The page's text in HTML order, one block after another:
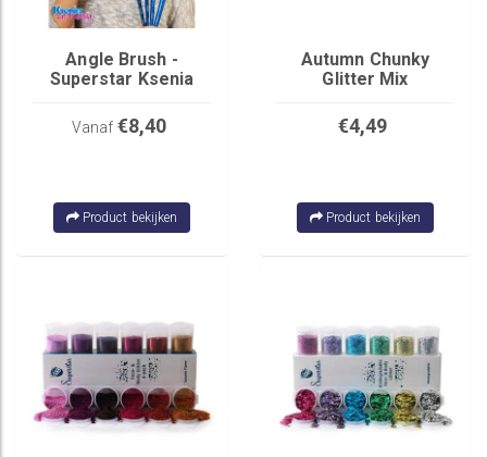
Angle Brush -
Superstar Ksenia
Vanaf €8,40
Product bekijken
Autumn Chunky
Glitter Mix
€4,49
Product bekijken